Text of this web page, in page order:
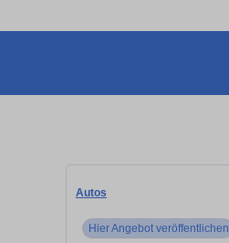
Autos
Hier Angebot veröffentlichen